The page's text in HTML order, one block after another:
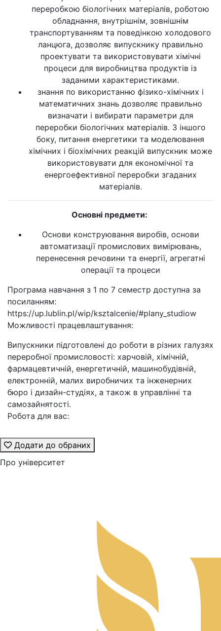
переробкою біологічних матеріалів, роботою
обладнання, внутрішнім, зовнішнім
транспортуванням та поведінкою холодового
ланцюга, дозволяє випускнику правильно
проектувати та використовувати хімічні
процеси для виробництва продуктів із
заданими характеристиками.
знання по використанню фізико-хімічних і
математичних знань дозволяє правильно
визначати і вибирати параметри для
переробки біологічних матеріалів. З іншого
боку, питання енергетики та моделювання
хімічних і біохімічних реакцій випускник може
використовувати для економічної та
енергоефективної переробки згаданих
матеріалів.
Основні предмети:
Основи конструювання виробів, основи
автоматизації промислових вимірювань,
перенесення речовини та енергії, агрегатні
операції та процеси
Програма навчання з 1 по 7 семестр доступна за
посиланням:
https://up.lublin.pl/wip/ksztalcenie/#plany_studiow
Можливості працевлаштування:
Випускники підготовлені до роботи в різних галузях
переробної промисловості: харчовій, хімічній,
фармацевтичній, енергетичній, машинобудівній,
електронній, малих виробничих та інженерних
бюро і дизайн-студіях, а також в управлінні та
самозайнятості.
Робота для вас:
Додати до обраних
Про університет